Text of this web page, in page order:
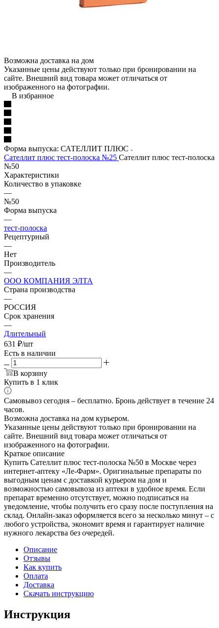
Возможна доставка на дом
Указанные цены действуют только при бронировании на
сайте. Внешний вид товара может отличаться от
изображенного на фотографии.
В избранное
Форма выпуска: САТЕЛЛИТ ПЛЮС
Сателлит плюс тест-полоска №25 Сателлит плюс тест-полоска
№50
Характеристики
Количество в упаковке
—
№50
Форма выпуска
—
тест-полоска
Рецептурный
—
Нет
Производитель
—
ООО КОМПАНИЯ ЭЛТА
Страна производства
—
РОССИЯ
Срок хранения
—
Длительный
631 ₽/шт
Есть в наличии
В корзину
Купить в 1 клик
Самовывоз сегодня – бесплатно. Бронь действует в течение 24
часов.
Возможна доставка на дом курьером.
Указанные цены действуют только при бронировании на
сайте. Внешний вид товара может отличаться от
изображенного на фотографии.
Краткое описание
Купить Сателлит плюс тест-полоска №50 в Москве через
интернет-аптеку «Ле-Фарм». Оригинальные препараты по
выгодным ценам с доставкой курьером на дом и
возможностью самовывоза из аптеки в удобное время. Если
препарат временно отсутствует, можно подписаться на
уведомление, чтобы получить его сразу после поступления на
склад. Онлайн-заказ оформляется всего за несколько минут – с
любого устройства, экономит время и гарантирует наличие
нужного лекарства без очередей.
Описание
Отзывы
Как купить
Оплата
Доставка
Скачать инструкцию
Инструкция